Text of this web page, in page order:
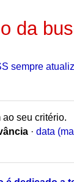
da
sempre
seu critério.
· data